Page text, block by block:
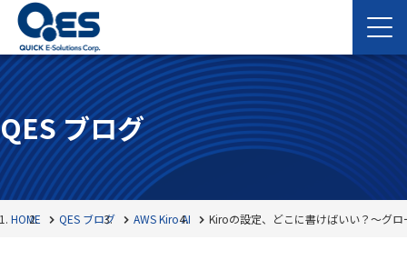
QES ブログ
HOME QES ブログ AWSKiro AI Kiroの設定、どこに書けばいい？～グ